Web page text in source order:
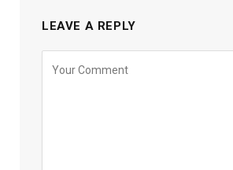
LEAVE A REPLY